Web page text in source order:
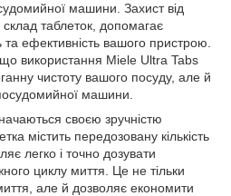
машини. Захист від
склад таблеток, допомагає
та ефективність вашого пристрою.
використання Miele Ultra Tabs
чистоту вашого посуду, але й
машини.
своєю зручністю
містить передозовану кількість
легко і точно дозувати
циклу миття. Це не тільки
але й дозволяє економити